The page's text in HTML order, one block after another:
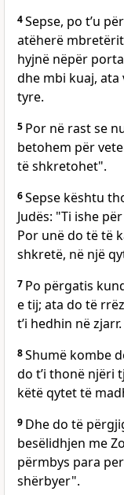
4Sepse, po t’u
atëherë
hyjnë nëpër
dhe mbi kuaj,
tyre.
5 Por në rast se
betohem për
të shkretohet".
6Sepse kështu
Judës: "Ti ishe
Por unë do të të
shkretë, në një
7 Po përgatis
e tij; ata do të
t’i hedhin në zjarr.
8Shumë kombe
do t’i thonë njëri
këtë qytet të
9 Dhe do të
besëlidhjen me
përmbys para
shërbyer".